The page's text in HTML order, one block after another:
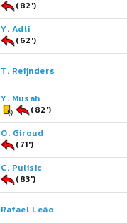
(82')
Y. Adli
(62')
T. Reijnders
Y. Musah
(82')
O. Giroud
(71')
C. Pulisic
(83')
Rafael Leão